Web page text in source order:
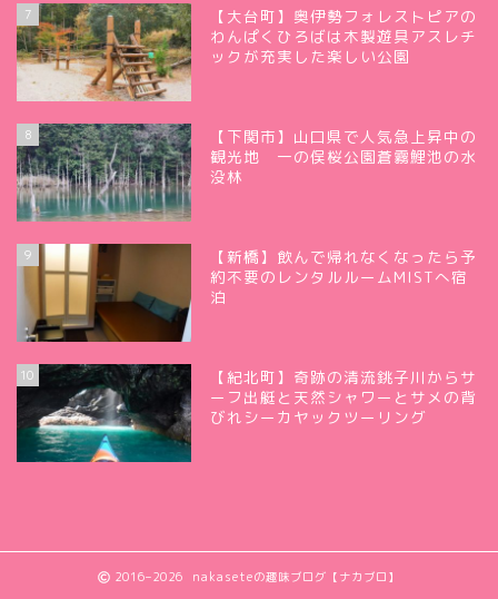
7
【大台町】奥伊勢フォレストピアの
わんぱくひろばは木製遊具アスレチ
ックが充実した楽しい公園
8
【下関市】山口県で人気急上昇中の
観光地 一の俣桜公園蒼霧鯉池の水
没林
9
【新橋】飲んで帰れなくなったら予
約不要のレンタルルームMISTへ宿
泊
10
【紀北町】奇跡の清流銚子川からサ
ーフ出艇と天然シャワーとサメの背
びれシーカヤックツーリング
2016–2026 nakaseteの趣味ブログ【ナカブロ】